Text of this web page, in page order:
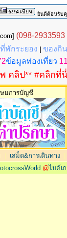
ยินดีต้อนรับ
(098-2933593
|ที่พักระยอง |ของกิ
ข้อมูลท่องเที่ยว
คลิป** #คลิกที่
มการบัญชี
เสม็ด&การเดินทาง
@ไบค์เ